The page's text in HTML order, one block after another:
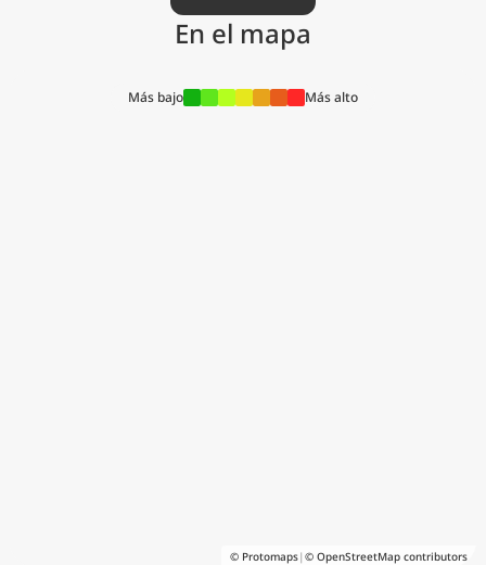
En el mapa
Más bajo Más alto
© Protomaps| © OpenStreetMap contributors